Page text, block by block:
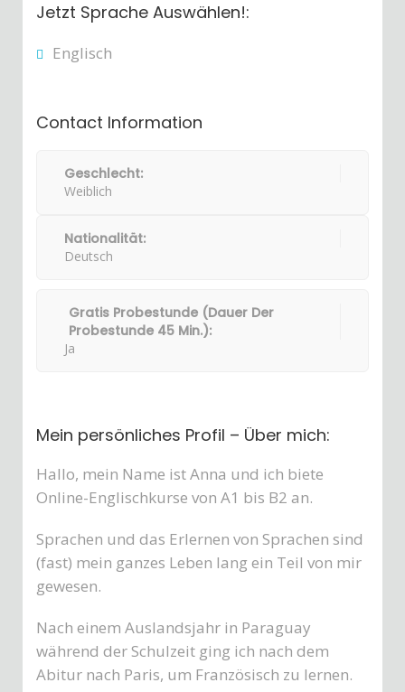
Jetzt Sprache Auswählen!:
Englisch
Contact Information
Geschlecht:
Weiblich
Nationalität:
Deutsch
Gratis Probestunde (Dauer Der
Probestunde 45 Min.):
Ja
Mein persönliches Profil – Über mich:
Hallo, mein Name ist Anna und ich biete
Online-Englischkurse von A1 bis B2 an.
Sprachen und das Erlernen von Sprachen sind
(fast) mein ganzes Leben lang ein Teil von mir
gewesen.
Nach einem Auslandsjahr in Paraguay
während der Schulzeit ging ich nach dem
Abitur nach Paris, um Französisch zu lernen.